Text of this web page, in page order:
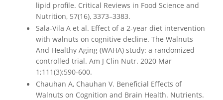
lipid profile. Critical Reviews in Food Science and
Nutrition, 57(16), 3373–3383.
Sala-Vila A et al. Effect of a 2-year diet intervention
with walnuts on cognitive decline. The Walnuts
And Healthy Aging (WAHA) study: a randomized
controlled trial. Am J Clin Nutr. 2020 Mar
1;111(3):590-600.
Chauhan A, Chauhan V. Beneficial Effects of
Walnuts on Cognition and Brain Health. Nutrients.